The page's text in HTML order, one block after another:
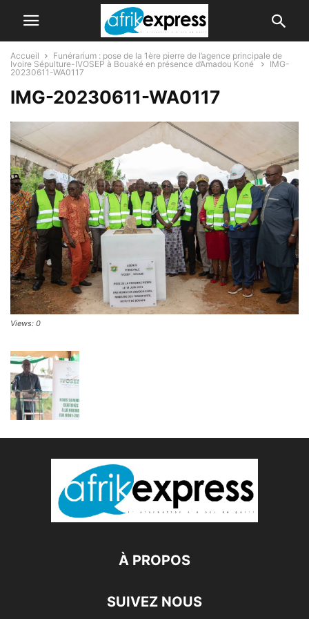
Accueil
Funérarium : pose de la 1ère pierre de l’agence principale de
Ivoire Sépulture-IVOSEP à Bouaké en présence d’Amadou Koné
IMG-
20230611-WA0117
IMG-20230611-WA0117
Views: 0
À PROPOS
SUIVEZ NOUS